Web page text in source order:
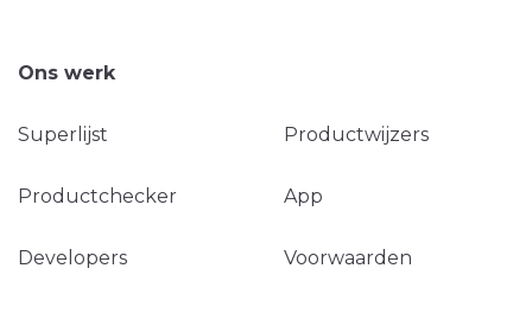
Ons werk
Superlijst Productwijzers
Productchecker App
Developers Voorwaarden